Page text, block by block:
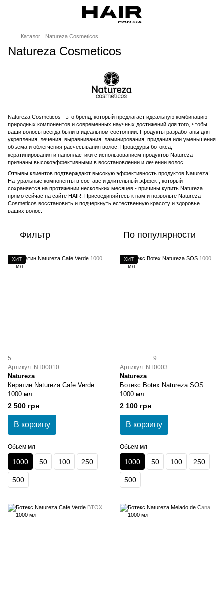
Каталог Natureza Cosmeticos
Natureza Cosmeticos
Natureza Cosmeticos - это бренд, который предлагает идеальную комбинацию
природных компонентов и современных научных достижений для того, чтобы
ваши волосы всегда были в идеальном состоянии. Продукты разработаны для
укрепления, лечения, выравнивания, ламинирования, придания или уменьшения
объема и облегчения расчесывания волос. Процедуры ботокса,
кератинирования и нанопластики с использованием продуктов Natureza
признаны высокоэффективными в восстановлении и лечении волос.
Отзывы клиентов подтверждают высокую эффективность продуктов Natureza!
Натуральные компоненты в составе и длительный эффект, который
сохраняется на протяжении нескольких месяцев - причины купить Natureza
прямо сейчас на сайте HAIR. Присоединяйтесь к нам и позвольте Natureza
Cosmeticos восстановить и подчеркнуть естественную красоту и здоровье
ваших волос.
Фильтр По популярности
ХИТ
5
Артикул: NT00010
Natureza
Кератин Natureza Cafe Verde
1000 мл
2 500 грн
В корзину
Обьем мл
1000 50 100 250
500
ХИТ
9
Артикул: NT0003
Natureza
Ботекс Botex Natureza SOS
1000 мл
2 100 грн
В корзину
Обьем мл
1000 50 100 250
500